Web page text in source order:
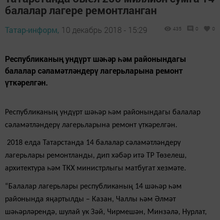
балалар лагере ремонтланган
Татар-информ, 10 декабрь 2018 - 15:29 435 0 0
Республиканың ундүрт шәһәр һәм районындагы
балалар сәламәтләндерү лагерьларына ремонт
үткәрелгән.
Республиканың ундүрт шәһәр һәм районындагы балалар
сәламәтләндерү лагерьларына ремонт үткәрелгән.
2018 елда Татарстанда 14 балалар сәламәтләндерү
лагерьлары ремонтланды, дип хәбәр итә ТР Төзелеш,
архитектура һәм ТКХ министрлыгы матбугат хезмәте.
“Балалар лагерьлары республиканың 14 шәһәр һәм
районында яңартылды – Казан, Чаллы һәм Әлмәт
шәһәрләрендә, шулай ук Зәй, Чирмешән, Минзәлә, Нурлат,